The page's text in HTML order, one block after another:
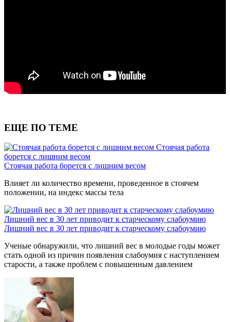
ЕЩЕ ПО ТЕМЕ
Стоячая работа
борется с лишним весом
Стоячая работа борется с лишним весом
Влияет ли количество времени, проведенное в стоячем
положении, на индекс массы тела
Лишний вес в 30 лет приводит к старческому слабоумию
Лишний вес в 30 лет приводит к старческому слабоумию
Ученые обнаружили, что лишний вес в молодые годы может
стать одной из причин появления слабоумия с наступлением
старости, а также проблем с повышенным давлением